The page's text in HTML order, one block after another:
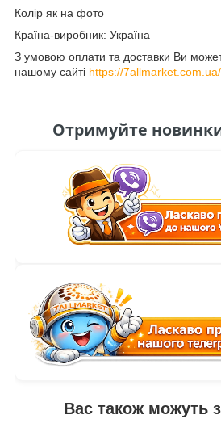
Колір як на фото
Країна-виробник: Україна
З умовою оплати та доставки Ви
нашому сайті https://
Отримуйте
Вас також можуть